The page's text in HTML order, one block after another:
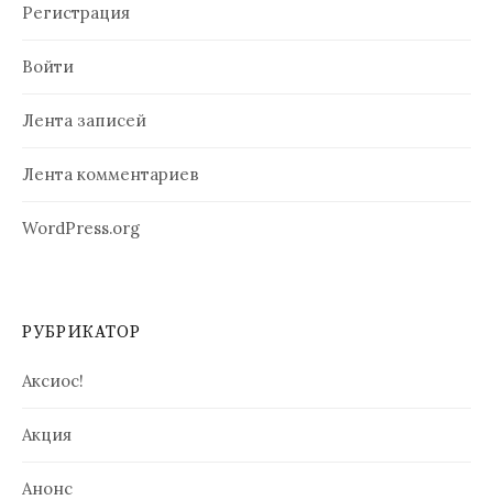
Регистрация
Войти
Лента записей
Лента комментариев
WordPress.org
РУБРИКАТОР
Аксиос!
Акция
Анонс